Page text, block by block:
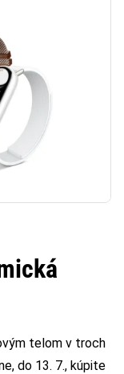
telom v troch
do 13. 7., kúpite